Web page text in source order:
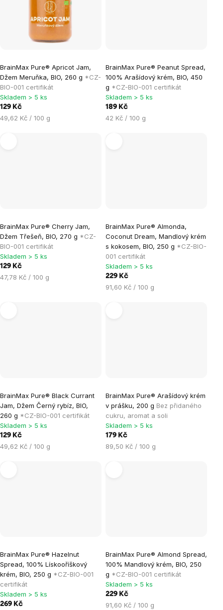
BrainMax Pure® Apricot Jam,
Džem Meruňka, BIO, 260 g *CZ-
BIO-001 certifikát
Skladem > 5 ks
129 Kč
Měrná
49,62 Kč / 100 g
BrainMax Pure® Peanut Spread,
100% Arašídový krém, BIO, 450
g *CZ-BIO-001 certifikát
Skladem > 5 ks
189 Kč
Měrná
42 Kč / 100 g
BrainMax Pure® Cherry Jam,
Džem Třešeň, BIO, 270 g *CZ-
BIO-001 certifikát
Skladem > 5 ks
129 Kč
Měrná
47,78 Kč / 100 g
BrainMax Pure® Almonda,
Coconut Dream, Mandlový krém
s kokosem, BIO, 250 g *CZ-BIO-
001 certifikát
Skladem > 5 ks
229 Kč
Měrná
91,60 Kč / 100 g
BrainMax Pure® Black Currant
Jam, Džem Černý rybíz, BIO,
260 g *CZ-BIO-001 certifikát
Skladem > 5 ks
129 Kč
Měrná
49,62 Kč / 100 g
BrainMax Pure® Arašídový krém
v prášku, 200 g Bez přidaného
cukru, aromat a soli
Skladem > 5 ks
179 Kč
Měrná
89,50 Kč / 100 g
BrainMax Pure® Hazelnut
Spread, 100% Lískooříškový
krém, BIO, 250 g *CZ-BIO-001
certifikát
Skladem > 5 ks
269 Kč
BrainMax Pure® Almond Spread,
100% Mandlový krém, BIO, 250
g *CZ-BIO-001 certifikát
Skladem > 5 ks
229 Kč
Měrná
91,60 Kč / 100 g